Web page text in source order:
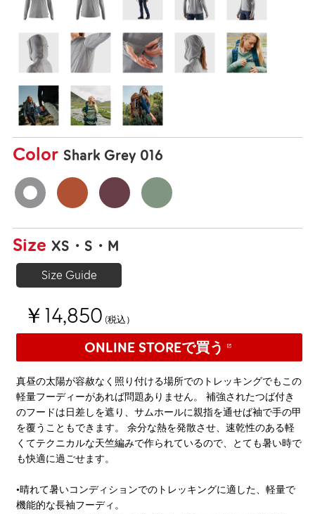
Color Shark Grey 016
Size XS S M
Size Guide
￥14,850 (税込）
ONLINE STOREで買う
真昼の太陽が容赦なく照り付ける場所でのトレッキングでもこの
軽量フーディーがあれば問題ありません。 補強されたつば付き
のフードは日差しを遮り、サムホールに親指を通せば袖で手の甲
を覆うこともできます。 余分な熱を発散させ、速乾性のある軽
くてテクニカルな天竺編みで作られているので、とても暑い時で
も快適に過ごせます。
•晴れて暑いコンディションでのトレッキングに適した、軽量で
機能的な長袖フーディ。